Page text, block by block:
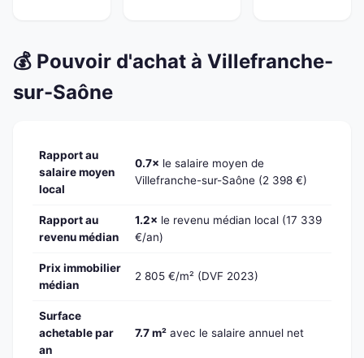
💰 Pouvoir d'achat à Villefranche-
sur-Saône
Rapport au
salaire moyen
local
0.7× le salaire moyen de
Villefranche-sur-Saône (2 398 €)
Rapport au
revenu médian
1.2× le revenu médian local (17 339
€/an)
Prix immobilier
médian
2 805 €/m² (DVF 2023)
Surface
achetable par
an
7.7 m² avec le salaire annuel net